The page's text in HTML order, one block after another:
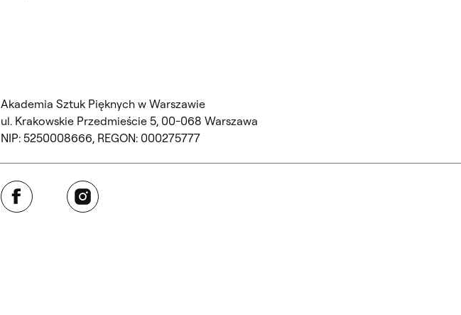
Akademia Sztuk Pięknych w Warszawie
ul. Krakowskie Przedmieście 5, 00-068 Warszawa
NIP: 5250008666, REGON: 000275777
Facebook Instagram